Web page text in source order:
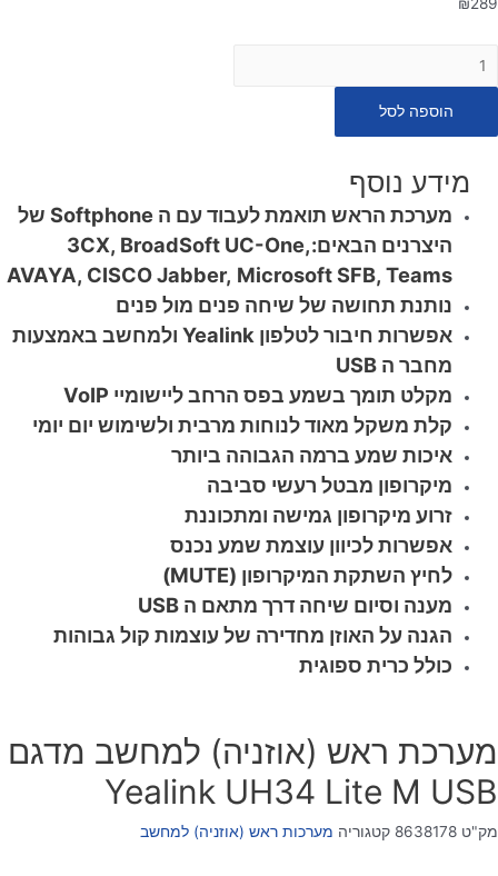
כמות
של
ראש
למחשב
מדגם
Yealink
הוספה לסל
מידע נוסף
מערכת הראש תואמת לעבוד עם ה Softphone של
היצרנים הבאים:3CX, BroadSoft UC-One,
AVAYA, CISCO Jabber, Microsoft SFB, Teams
נותנת תחושה של שיחה פנים מול פנים
אפשרות חיבור לטלפון Yealink ולמחשב באמצעות
מחבר ה USB
מקלט תומך בשמע בפס הרחב ליישומיי VoIP
קלת משקל מאוד לנוחות מרבית ולשימוש יום יומי
איכות שמע ברמה הגבוהה ביותר
מיקרופון מבטל רעשי סביבה
זרוע מיקרופון גמישה ומתכוננת
אפשרות לכיוון עוצמת שמע נכנס
לחיץ השתקת המיקרופון (MUTE)
מענה וסיום שיחה דרך מתאם ה USB
הגנה על האוזן מחדירה של עוצמות קול גבוהות
כולל כרית ספוגית
מערכת ראש (אוזניה) למחשב מדגם
Yealink UH34 Lite M USB
מק"ט 8638178 קטגוריה מערכות ראש (אוזניה) למחשב